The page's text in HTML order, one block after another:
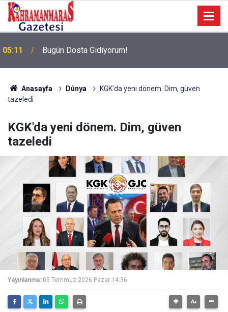
05:11 Bugün Dosta Gidiyorum!
Anasayfa Dünya
KGK'da yeni dönem. Dim, güven
tazeledi
KGK'da yeni dönem. Dim, güven
tazeledi
Yayınlanma: 05 Temmuz 2026 Pazar 14:36